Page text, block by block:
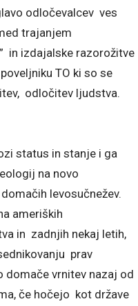
odločevalcev ves
trajanjem
in izdajalske razorožitve
TO ki so se
odločitev ljudstva.
status in stanje i ga
na novo
levosučnežev.
ameriških
in zadnjih nekaj letih,
prav
domače vrnitev nazaj od
če hočejo kot države